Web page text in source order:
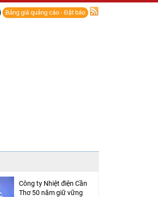
Bảng giá quảng cáo - Đặt báo
Chia sẻ
Công ty Nhiệt điện Cần
Thơ 50 năm giữ vững